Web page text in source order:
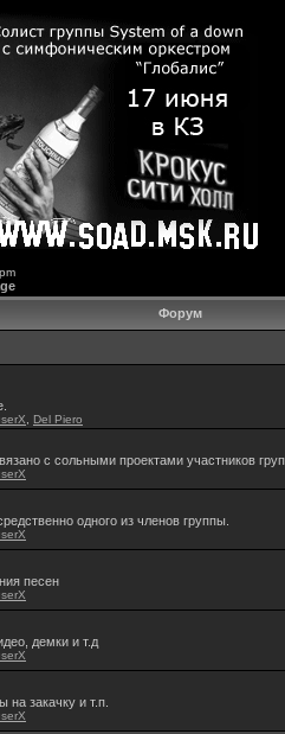
Форум
Del Piero
с сольными проектами участников
одного из членов группы.
песен
демки и т.д
закачку и т.п.